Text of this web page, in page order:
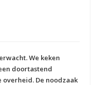
We keken
doortastend
De noodzaak